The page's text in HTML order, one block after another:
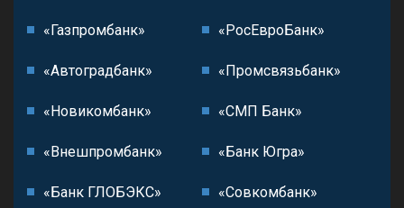
«Газпромбанк» «РосЕвроБанк»
«Автоградбанк» «Промсвязьбанк»
«Новикомбанк» «СМП Банк»
«Внешпромбанк» «Банк Югра»
«Банк ГЛОБЭКС» «Совкомбанк»